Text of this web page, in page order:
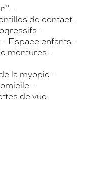
de contact
Espace enfants
montures
la myopie
de vue